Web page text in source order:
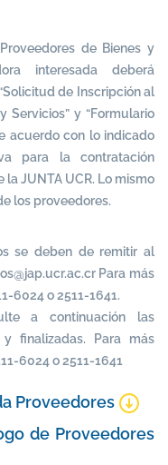
de Bienes y
interesada deberá
de Inscripción al
Servicios” y “Formulario
acuerdo con lo indicado
para la contratación
JUNTA UCR. Lo mismo
los proveedores.
se deben de remitir al
Para más
6024 o 2511-1641.
a continuación las
finalizadas. Para más
6024 o 2511-1641
Proveedores
de Proveedores